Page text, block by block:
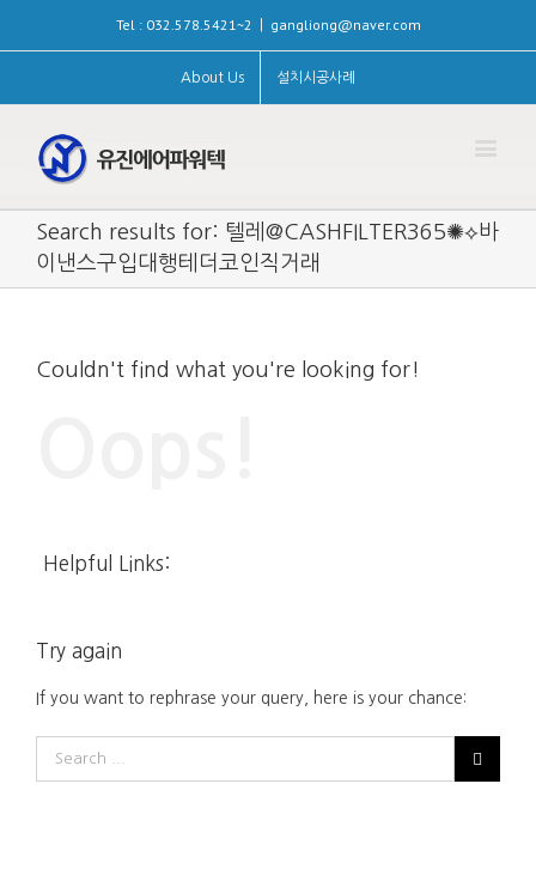
Tel : 032.578.5421~2 gangliong@naver.com
About Us 설치시공사례
Search results for: 텔레@CASHFILTER365✺⟡바
이낸스구입대행테더코인직거래
Couldn't find what you're looking for!
Helpful Links:
Try again
If you want to rephrase your query, here is your chance: